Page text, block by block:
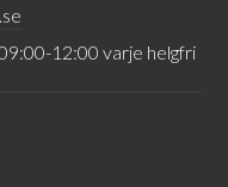
12:00 varje helgfri